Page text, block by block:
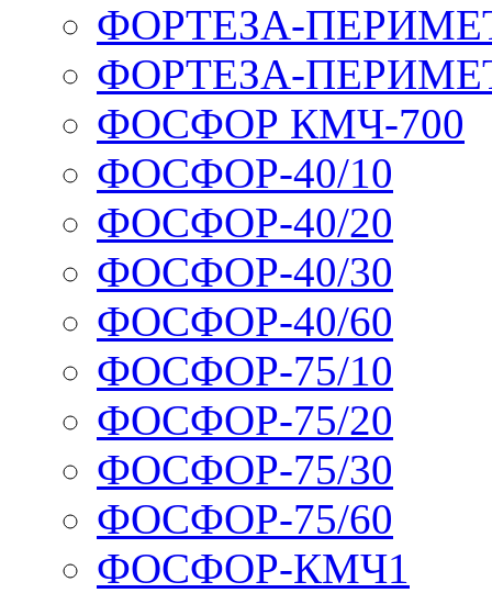
ФОРТЕЗА-
ФОРТЕЗА-
ФОСФОР КМЧ-700
ФОСФОР-40/10
ФОСФОР-40/20
ФОСФОР-40/30
ФОСФОР-40/60
ФОСФОР-75/10
ФОСФОР-75/20
ФОСФОР-75/30
ФОСФОР-75/60
ФОСФОР-КМЧ1